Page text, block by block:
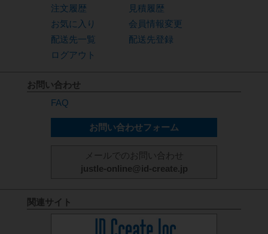
注文履歴
見積履歴
お気に入り
会員情報変更
配送先一覧
配送先登録
ログアウト
お問い合わせ
FAQ
お問い合わせフォーム
メールでのお問い合わせ
justle-online@id-create.jp
関連サイト